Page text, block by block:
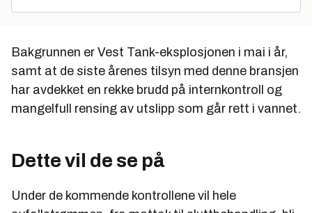
Bakgrunnen er Vest Tank-eksplosjonen i mai i år,
samt at de siste årenes tilsyn med denne bransjen
har avdekket en rekke brudd på internkontroll og
mangelfull rensing av utslipp som går rett i vannet.
Dette vil de se på
Under de kommende kontrollene vil hele